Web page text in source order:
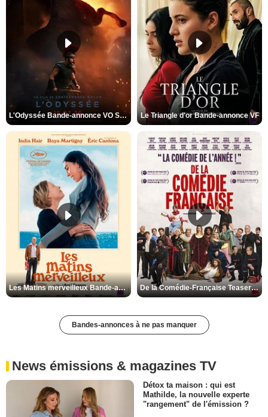
L'Odyssée Bande-annonce VO STFR Le Triangle d'or Bande-annonce VF
Les Matins merveilleux Bande-annonce VF De la Comédie-Française Teaser VF
Bandes-annonces à ne pas manquer
News émissions & magazines TV
Détox ta maison : qui est
Mathilde, la nouvelle experte
"rangement" de l'émission ?